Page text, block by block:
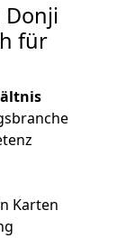
Donji
für
Karten